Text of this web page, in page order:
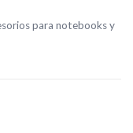
para notebooks y